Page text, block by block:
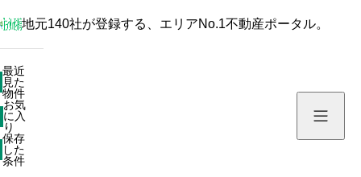
保存した条件
地元140社が登録する、エリアNo.1不動産ポータル。
最近
見た
物件
お気
に入
り
保存
した
条件